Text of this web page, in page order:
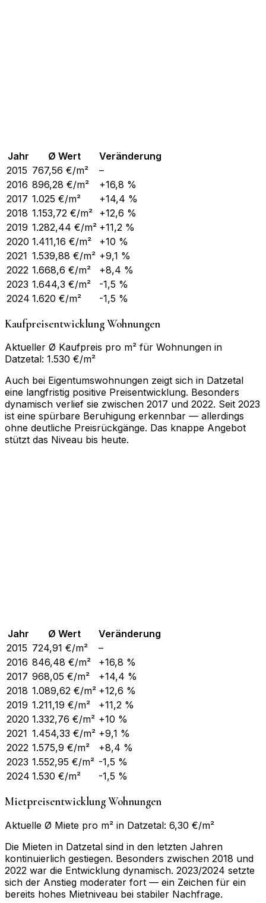
Jahr Ø Wert
Veränderung
2015 767,56 €/m²
–
2016 896,28 €/m²
+16,8 %
2017 1.025 €/m²
+14,4 %
2018 1.153,72 €/m² +12,6 %
2019 1.282,44 €/m² +11,2 %
2020 1.411,16 €/m²
+10 %
2021 1.539,88 €/m² +9,1 %
2022 1.668,6 €/m²
+8,4 %
2023 1.644,3 €/m²
-1,5 %
2024 1.620 €/m² -1,5 %
Kaufpreisentwicklung Wohnungen
Aktueller Ø Kaufpreis pro m² für Wohnungen in
Datzetal: 1.530 €/m²
Auch bei Eigentumswohnungen zeigt sich in Datzetal
eine langfristig positive Preisentwicklung. Besonders
dynamisch verlief sie zwischen 2017 und 2022. Seit 2023
ist eine spürbare Beruhigung erkennbar — allerdings
ohne deutliche Preisrückgänge. Das knappe Angebot
stützt das Niveau bis heute.
Jahr Ø Wert
Veränderung
2015 724,91 €/m²
–
2016 846,48 €/m²
+16,8 %
2017 968,05 €/m²
+14,4 %
2018 1.089,62 €/m² +12,6 %
2019 1.211,19 €/m²
+11,2 %
2020 1.332,76 €/m² +10 %
2021 1.454,33 €/m² +9,1 %
2022 1.575,9 €/m²
+8,4 %
2023 1.552,95 €/m² -1,5 %
2024 1.530 €/m² -1,5 %
Mietpreisentwicklung Wohnungen
Aktuelle Ø Miete pro m² in Datzetal: 6,30 €/m²
Die Mieten in Datzetal sind in den letzten Jahren
kontinuierlich gestiegen. Besonders zwischen 2018 und
2022 war die Entwicklung dynamisch. 2023/2024 setzte
sich der Anstieg moderater fort — ein Zeichen für ein
bereits hohes Mietniveau bei stabiler Nachfrage.